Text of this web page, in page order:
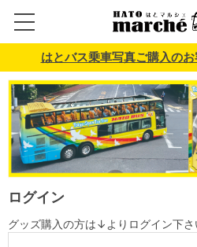
はとバス乗車写真ご購入の
ログイン
グッズ購入の方は↓よりログイン下さ